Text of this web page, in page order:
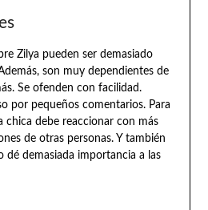
Zilya pueden ser demasiado
son muy dependientes de
Se ofenden con facilidad.
por pequeños comentarios. Para
chica debe reaccionar con más
de otras personas. Y también
dé demasiada importancia a las